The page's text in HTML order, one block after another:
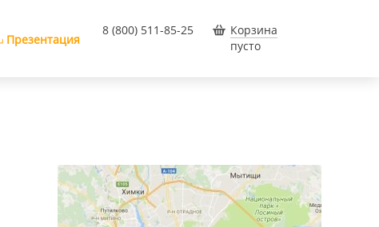
Презентация
8 (800) 511-85-25
Корзина
пусто